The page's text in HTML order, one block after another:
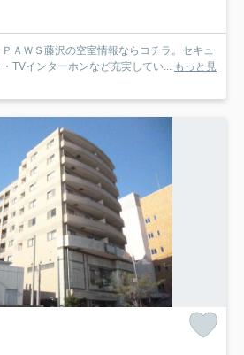
ＡＷＳ藤沢の空室情報ならコチラ。セキュ
TVインターホンなど充実してい... もっと見